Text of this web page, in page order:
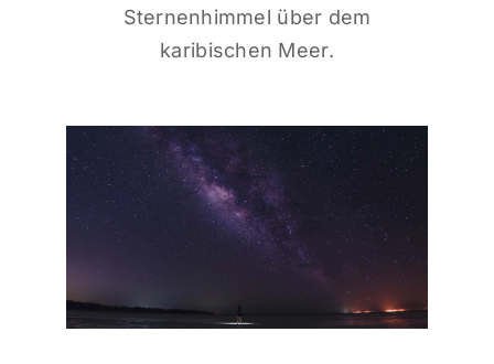
Sternenhimmel über dem
karibischen Meer.